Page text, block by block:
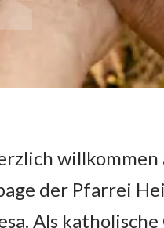
willkommen
der Pfarrei
Als